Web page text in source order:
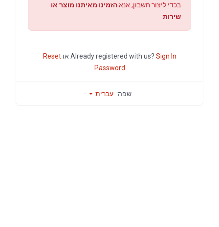
בכדי ליצור חשבון, אנאהזמינו מאיתנו מוצר או
שירות
Already registered with us? Sign In או Reset
Password
שפה: עברית